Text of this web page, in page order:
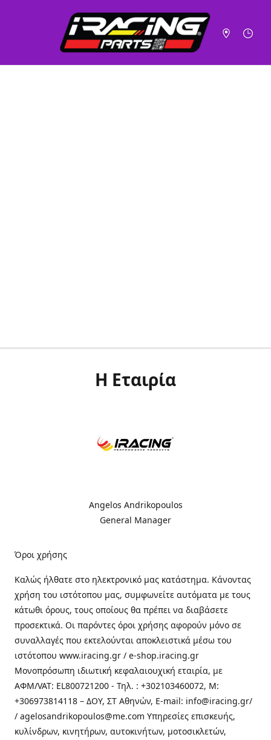
Η Εταιρία
Angelos Andrikopoulos
General Manager
Όροι χρήσης
Καλώς ήλθατε στo ηλεκτρονικό μας κατάστημα. Κάνοντας
χρήση του ιστότοπου μας, συμφωνείτε αυτόματα με τους
κάτωθι όρους, τους οποίους θα πρέπει να διαβάσετε
προσεκτικά. Οι παρόντες όροι χρήσης αφορούν μόνο σε
συναλλαγές που εκτελούνται αποκλειστικά μέσω του
ιστότοπου www.iracing.gr / e-shop.iracing.gr
Μονοπρόσωπη ιδιωτική κεφαλαιουχική εταιρία, με
ΑΦΜ/VAT: EL800721200 - Τηλ. : +302103460072, M:
+306973814118 – ΔΟΥ, ΣΤ Αθηνών, E-mail: info@iracing.gr/
/ agelosandrikopoulos@me.com Υπηρεσίες επισκευής,
κυλίνδρων, κινητήρων, αυτοκινήτων, μοτοσικλετών,